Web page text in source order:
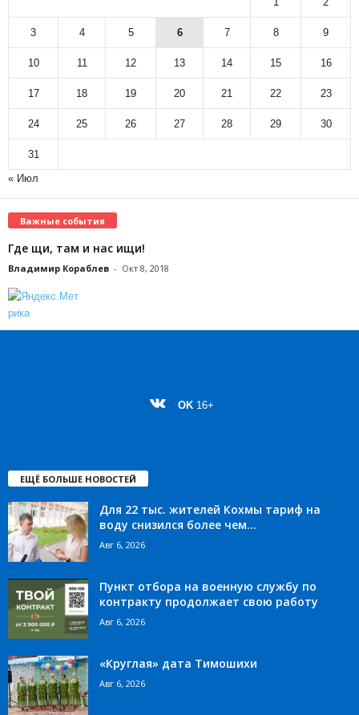
3 4 5 6 7 8 9
10 11 12 13 14 15 16
17 18 19 20 21 22 23
24 25 26 27 28 29 30
31
« Июл
Важные события
Где щи, там и нас ищи!
Владимир Кораблев - Окт 8, 2018
OK 16+
ЕЩЁ БОЛЬШЕ НОВОСТЕЙ
Для 22 тыс. жителей Кохмы тариф на
воду снизился более чем...
Авг 6, 2026
Пункт отбора на военную службу по
контракту продолжает свою работу
Авг 6, 2026
«Круглая» дата Тимошихи
Авг 6, 2026